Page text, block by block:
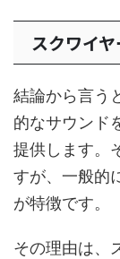
スクワイ
結論から言う
的なサウンド
提供します。
すが、一般的
が特徴です。
その理由は、